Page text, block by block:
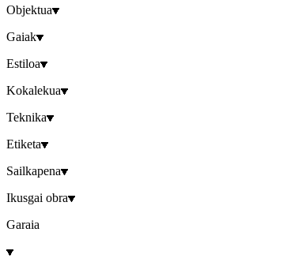
Objektua
Gaiak
Estiloa
Kokalekua
Teknika
Etiketa
Sailkapena
Ikusgai obra
Garaia